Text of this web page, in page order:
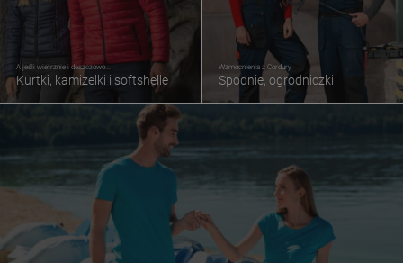
A jeśli wietrznie i deszczowo...
Kurtki, kamizelki i softshelle
Wzmocnienia z Cordury
Spodnie, ogrodniczki